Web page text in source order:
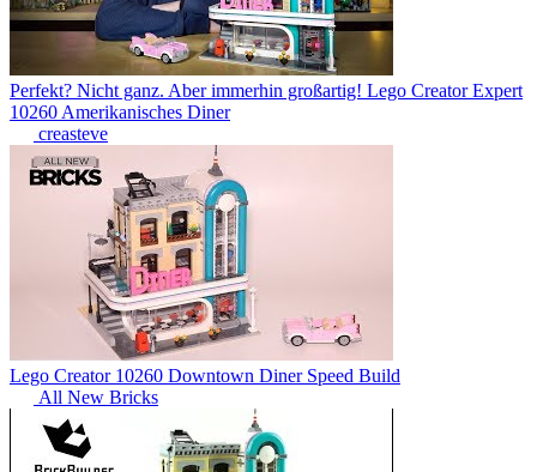
Perfekt? Nicht ganz. Aber immerhin großartig! Lego Creator Expert
10260 Amerikanisches Diner
creasteve
Lego Creator 10260 Downtown Diner Speed Build
All New Bricks